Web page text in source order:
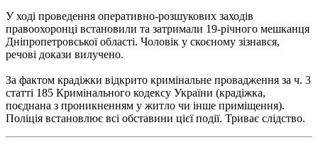
У ході проведення оперативно-розшукових заходів
правоохоронці встановили та затримали 19-річного мешканця
Дніпропетровської області. Чоловік у скоєному зізнався,
речові докази вилучено.
За фактом крадіжки відкрито кримінальне провадження за ч. 3
статті 185 Кримінального кодексу України (крадіжка,
поєднана з проникненням у житло чи інше приміщення).
Поліція встановлює всі обставини цієї події. Триває слідство.